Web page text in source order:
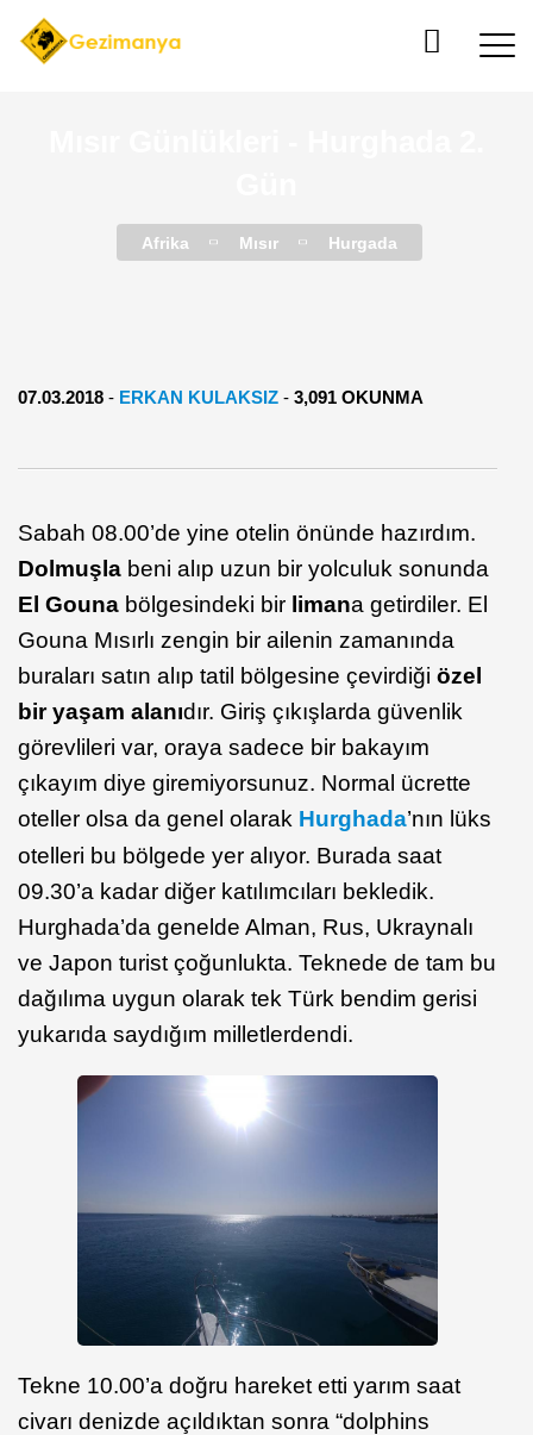
Afrika Mısır Hurgada
07.03.2018 - ERKAN KULAKSIZ - 3,091 OKUNMA
Sabah 08.00’de yine otelin önünde hazırdım.
Dolmuşla beni alıp uzun bir yolculuk sonunda
El Gouna bölgesindeki bir limana getirdiler. El
Gouna Mısırlı zengin bir ailenin zamanında
buraları satın alıp tatil bölgesine çevirdiği özel
bir yaşam alanıdır. Giriş çıkışlarda güvenlik
görevlileri var, oraya sadece bir bakayım
çıkayım diye giremiyorsunuz. Normal ücrette
oteller olsa da genel olarak Hurghada’nın lüks
otelleri bu bölgede yer alıyor. Burada saat
09.30’a kadar diğer katılımcıları bekledik.
Hurghada’da genelde Alman, Rus, Ukraynalı
ve Japon turist çoğunlukta. Teknede de tam bu
dağılıma uygun olarak tek Türk bendim gerisi
yukarıda saydığım milletlerdendi.
Tekne 10.00’a doğru hareket etti yarım saat
civarı denizde açıldıktan sonra “dolphins